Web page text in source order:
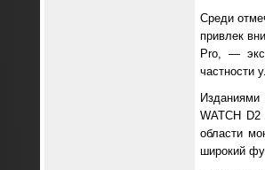
Среди
привлек
Pro, —
частности
WATCH
области
широкий